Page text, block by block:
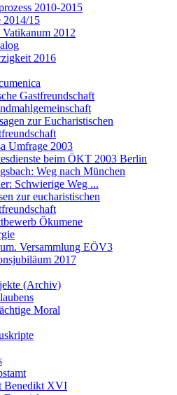
2010-2015
2014/15
Vatikanum 2012
2016
Gastfreundschaft
zur Eucharistischen
Umfrage 2003
beim ÖKT 2003 Berlin
Weg nach München
Schwierige Weg ...
zur eucharistischen
Ökumene
Versammlung EÖV3
2017
(Archiv)
Moral
Benedikt XVI